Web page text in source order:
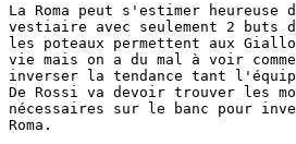
La Roma peut s'estimer heureuse
vestiaire avec seulement 2
les poteaux permettent aux
vie mais on a du mal à voir
inverser la tendance tant
De Rossi va devoir trouver les
nécessaires sur le banc pour
Roma.